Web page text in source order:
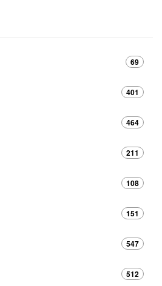
69
401
464
211
108
151
547
512